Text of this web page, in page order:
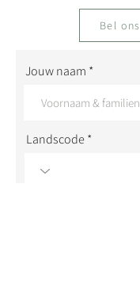
Bel ons
Jouw naam
Landscode